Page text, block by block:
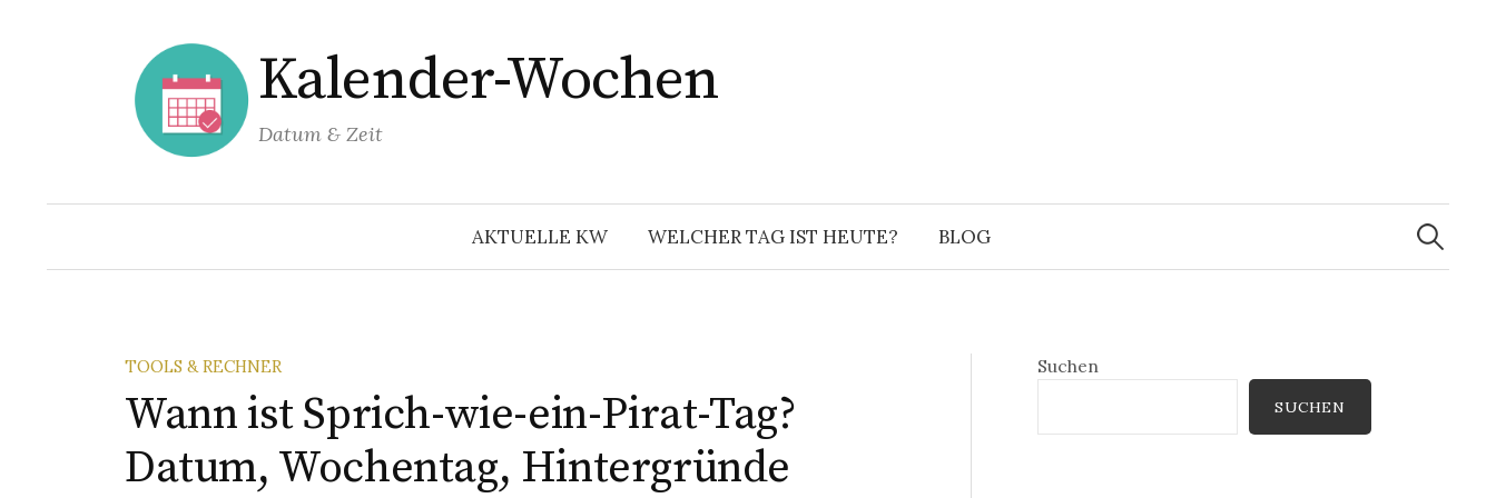
Kalender-Wochen
Datum & Zeit
AKTUELLE KW WELCHER TAG IST HEUTE? BLOG
Suchen
nach:
TOOLS & RECHNER
Wann ist Sprich-wie-ein-Pirat-Tag?
Datum, Wochentag, Hintergründe
Suchen
SUCHEN